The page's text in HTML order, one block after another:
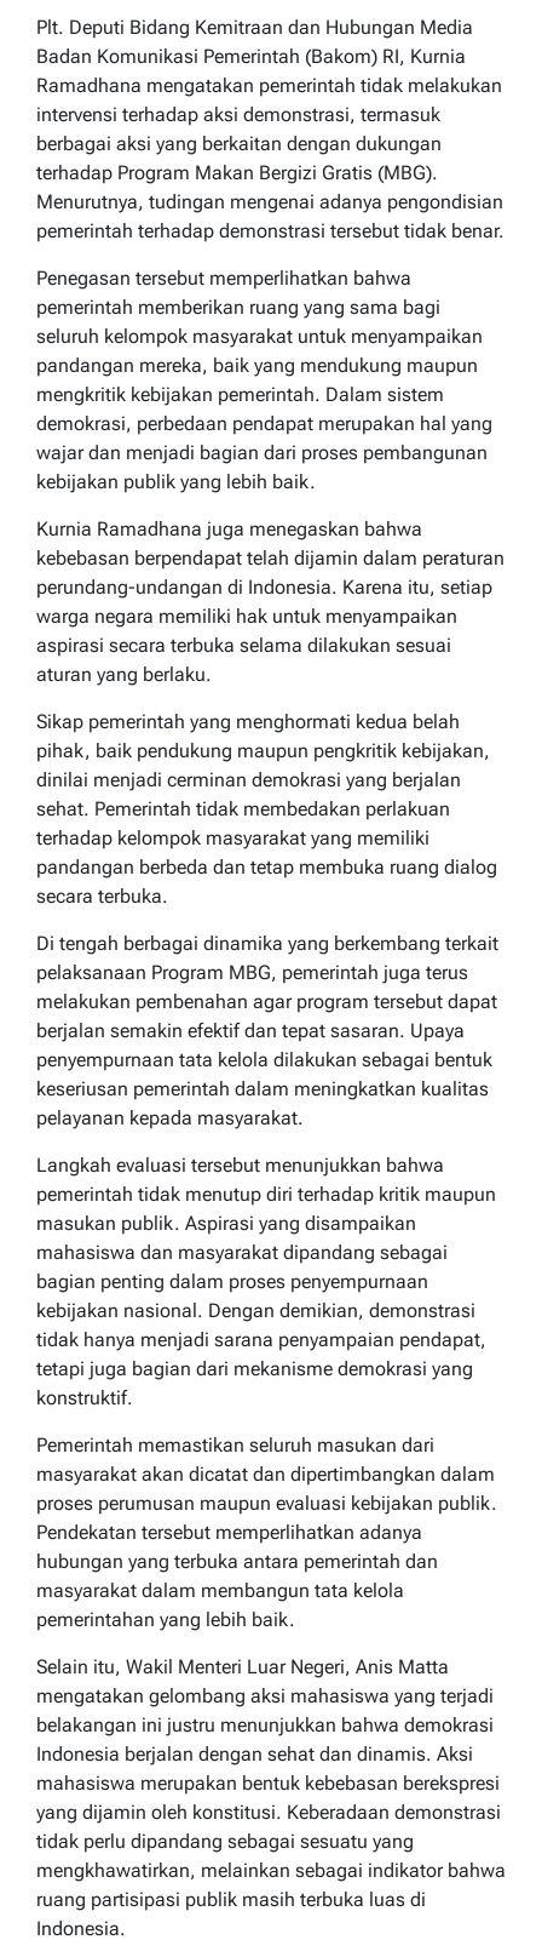
Plt. Deputi Bidang Kemitraan dan Hubungan Media
Badan Komunikasi Pemerintah (Bakom) RI, Kurnia
Ramadhana mengatakan pemerintah tidak melakukan
intervensi terhadap aksi demonstrasi, termasuk
berbagai aksi yang berkaitan dengan dukungan
terhadap Program Makan Bergizi Gratis (MBG).
Menurutnya, tudingan mengenai adanya pengondisian
pemerintah terhadap demonstrasi tersebut tidak benar.
Penegasan tersebut memperlihatkan bahwa
pemerintah memberikan ruang yang sama bagi
seluruh kelompok masyarakat untuk menyampaikan
pandangan mereka, baik yang mendukung maupun
mengkritik kebijakan pemerintah. Dalam sistem
demokrasi, perbedaan pendapat merupakan hal yang
wajar dan menjadi bagian dari proses pembangunan
kebijakan publik yang lebih baik.
Kurnia Ramadhana juga menegaskan bahwa
kebebasan berpendapat telah dijamin dalam peraturan
perundang-undangan di Indonesia. Karena itu, setiap
warga negara memiliki hak untuk menyampaikan
aspirasi secara terbuka selama dilakukan sesuai
aturan yang berlaku.
Sikap pemerintah yang menghormati kedua belah
pihak, baik pendukung maupun pengkritik kebijakan,
dinilai menjadi cerminan demokrasi yang berjalan
sehat. Pemerintah tidak membedakan perlakuan
terhadap kelompok masyarakat yang memiliki
pandangan berbeda dan tetap membuka ruang dialog
secara terbuka.
Di tengah berbagai dinamika yang berkembang terkait
pelaksanaan Program MBG, pemerintah juga terus
melakukan pembenahan agar program tersebut dapat
berjalan semakin efektif dan tepat sasaran. Upaya
penyempurnaan tata kelola dilakukan sebagai bentuk
keseriusan pemerintah dalam meningkatkan kualitas
pelayanan kepada masyarakat.
Langkah evaluasi tersebut menunjukkan bahwa
pemerintah tidak menutup diri terhadap kritik maupun
masukan publik. Aspirasi yang disampaikan
mahasiswa dan masyarakat dipandang sebagai
bagian penting dalam proses penyempurnaan
kebijakan nasional. Dengan demikian, demonstrasi
tidak hanya menjadi sarana penyampaian pendapat,
tetapi juga bagian dari mekanisme demokrasi yang
konstruktif.
Pemerintah memastikan seluruh masukan dari
masyarakat akan dicatat dan dipertimbangkan dalam
proses perumusan maupun evaluasi kebijakan publik.
Pendekatan tersebut memperlihatkan adanya
hubungan yang terbuka antara pemerintah dan
masyarakat dalam membangun tata kelola
pemerintahan yang lebih baik.
Selain itu, Wakil Menteri Luar Negeri, Anis Matta
mengatakan gelombang aksi mahasiswa yang terjadi
belakangan ini justru menunjukkan bahwa demokrasi
Indonesia berjalan dengan sehat dan dinamis. Aksi
mahasiswa merupakan bentuk kebebasan berekspresi
yang dijamin oleh konstitusi. Keberadaan demonstrasi
tidak perlu dipandang sebagai sesuatu yang
mengkhawatirkan, melainkan sebagai indikator bahwa
ruang partisipasi publik masih terbuka luas di
Indonesia.